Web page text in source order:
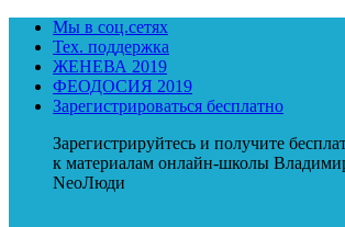
Мы в соц.сетях
Тех. поддержка
ЖЕНЕВА 2019
ФЕОДОСИЯ 2019
Зарегистрироваться бесплатно
Зарегистрируйтесь и получите
к материалам онлайн-школы
NeoЛюди